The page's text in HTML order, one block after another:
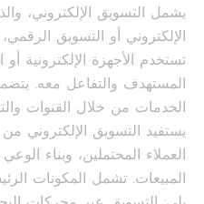
يشمل التسويق الإلكتروني،
الإلكتروني أو التسويق
تستخدم الأجهزة الإلكترونية
المستهدف والتفاعل معه.
الخدمات من خلال القنوات
يستفيد التسويق الإلكتروني
العملاء المحتملين، وبناء
المبيعات. تشمل المكونات